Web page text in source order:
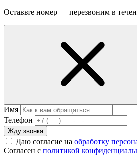
Оставьте номер — перезвоним в
Имя
Телефон
Жду звонка
Даю согласие на обработку
Согласен с политикой